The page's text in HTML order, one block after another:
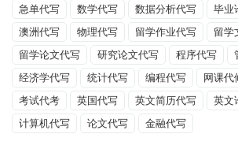
急单代写
数学代写 数据分析代写
毕业
澳洲代写
物理代写 留学作业代写
留学
留学论文代写
研究论文代写 程序代写
经济学代写
统计代写 编程代写 网课代
考试代考
英国代写 英文简历代写
英文
计算机代写
论文代写 金融代写